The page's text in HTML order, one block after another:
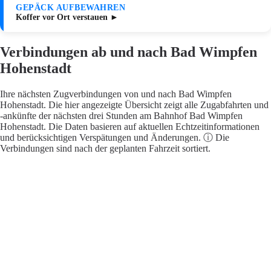
GEPÄCK AUFBEWAHREN
Koffer vor Ort verstauen ►
Verbindungen ab und nach Bad Wimpfen
Hohenstadt
Ihre nächsten Zugverbindungen von und nach Bad Wimpfen
Hohenstadt. Die hier angezeigte Übersicht zeigt alle Zugabfahrten und
-ankünfte der nächsten drei Stunden am Bahnhof Bad Wimpfen
Hohenstadt. Die Daten basieren auf aktuellen Echtzeitinformationen
und berücksichtigen Verspätungen und Änderungen. ⓘ Die
Verbindungen sind nach der geplanten Fahrzeit sortiert.